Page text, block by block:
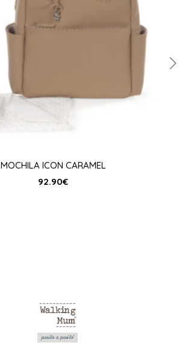
MOCHILA ICON CARAMEL
92.90€